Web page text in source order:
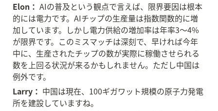
Elon： AIの普及という観点で言えば、限界要因は根本
的には電力です。AIチップの生産量は指数関数的に増
加しています。しかし電力供給の増加率は年率3〜4%
が限界です。このミスマッチは深刻で、早ければ今年
中に、生産されたチップの数が実際に稼働させられる
数を上回る状況が来るかもしれません。ただし中国は
例外です。
Larry： 中国は現在、100ギガワット規模の原子力発電
所を建設していますね。